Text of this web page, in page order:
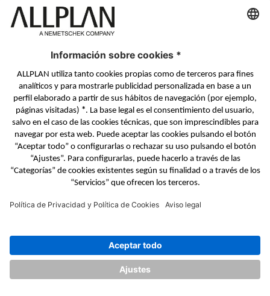
14 abr
Estrategias de OpenBIM y workflows sin
Seguir leyendo